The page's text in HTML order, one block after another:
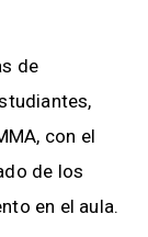
de
con el
de los
en el aula.